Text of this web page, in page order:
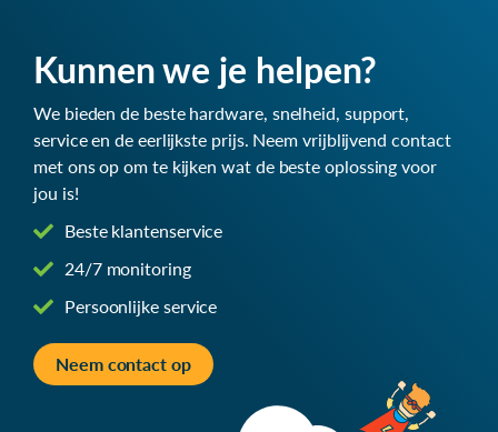
Kunnen we je helpen?
We bieden de beste hardware, snelheid, support,
service en de eerlijkste prijs. Neem vrijblijvend contact
met ons op om te kijken wat de beste oplossing voor
jou is!
Beste klantenservice
24/7 monitoring
Persoonlijke service
Neem contact op